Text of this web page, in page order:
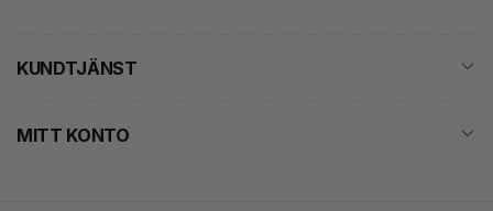
KUNDTJÄNST
MITT KONTO